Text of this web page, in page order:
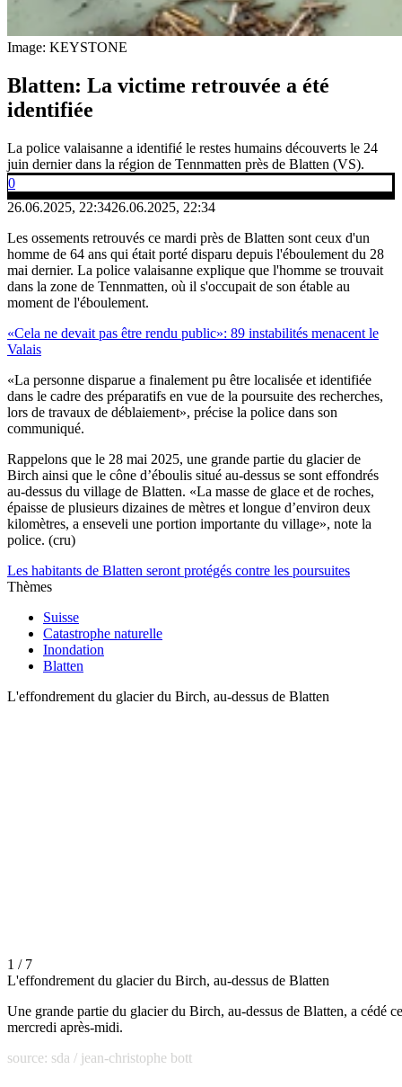
Image: KEYSTONE
Blatten: La victime retrouvée a été
identifiée
La police valaisanne a identifié le restes humains découverts le 24
juin dernier dans la région de Tennmatten près de Blatten (VS).
0
26.06.2025, 22:3426.06.2025, 22:34
Les ossements retrouvés ce mardi près de Blatten sont ceux d'un
homme de 64 ans qui était porté disparu depuis l'éboulement du 28
mai dernier. La police valaisanne explique que l'homme se trouvait
dans la zone de Tennmatten, où il s'occupait de son étable au
moment de l'éboulement.
«Cela ne devait pas être rendu public»: 89 instabilités menacent le
Valais
«La personne disparue a finalement pu être localisée et identifiée
dans le cadre des préparatifs en vue de la poursuite des recherches,
lors de travaux de déblaiement», précise la police dans son
communiqué.
Rappelons que le 28 mai 2025, une grande partie du glacier de
Birch ainsi que le cône d’éboulis situé au-dessus se sont effondrés
au-dessus du village de Blatten. «La masse de glace et de roches,
épaisse de plusieurs dizaines de mètres et longue d’environ deux
kilomètres, a enseveli une portion importante du village», note la
police. (cru)
Les habitants de Blatten seront protégés contre les poursuites
Thèmes
Suisse
Catastrophe naturelle
Inondation
Blatten
L'effondrement du glacier du Birch, au-dessus de Blatten
1 / 7
L'effondrement du glacier du Birch, au-dessus de Blatten
Une grande partie du glacier du Birch, au-dessus de Blatten, a cédé ce
mercredi après-midi.
source: sda / jean-christophe bott